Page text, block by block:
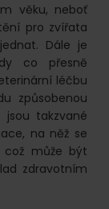
věku, neboť
pro zvířata
Dále je
co přesně
léčbu
způsobenou
takzvané
na něž se
což může být
zdravotním